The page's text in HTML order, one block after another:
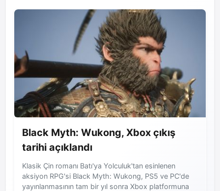
Black Myth: Wukong, Xbox çıkış
tarihi açıklandı
Klasik Çin romanı Batı'ya Yolculuk'tan esinlenen
aksiyon RPG'si Black Myth: Wukong, PS5 ve PC'de
yayınlanmasının tam bir yıl sonra Xbox platformuna